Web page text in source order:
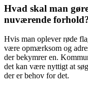
Hvad skal man
nuværende
Hvis man oplever røde
være opmærksom og
der bekymrer en.
det kan være nyttigt at
der er behov for det.